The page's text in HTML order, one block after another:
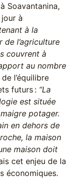
Soavantanina,
à
à la
de l’agriculture
couvrent à
au nombre
l’équilibre
futurs : “La
est située
potager.
en dehors de
la maison
maison doit
cet enjeu de la
économiques.